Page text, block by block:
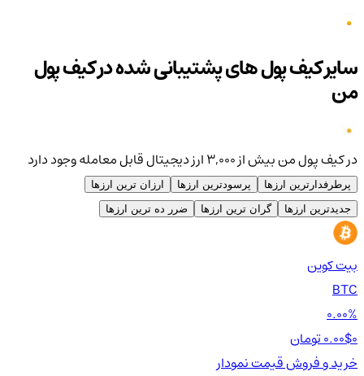
سایر کیف پول های پشتیبانی شده در کیف پول
من
در کیف پول من بیش از ۳,۰۰۰ ارز دیجیتال قابل معامله وجود دارد
پرطرفدارترین ارزها پرسودترین ارزها
ارزان ترین ارزها
جدیدترین ارزها
گران ترین ارزها ضرر ده ترین ارزها
بیت کوین
BTC
0.00%
0.00$
خرید و فروشقیمتنمودار